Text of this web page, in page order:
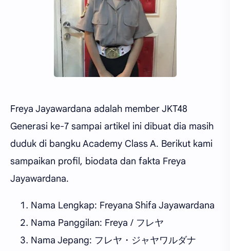
Freya Jayawardana adalah member JKT48
Generasi ke-7 sampai artikel ini dibuat dia masih
duduk di bangku Academy Class A. Berikut kami
sampaikan profil, biodata dan fakta Freya
Jayawardana.
Nama Lengkap: Freyana Shifa Jayawardana
Nama Panggilan: Freya / フレヤ
Nama Jepang: フレヤ・ジャヤワルダナ